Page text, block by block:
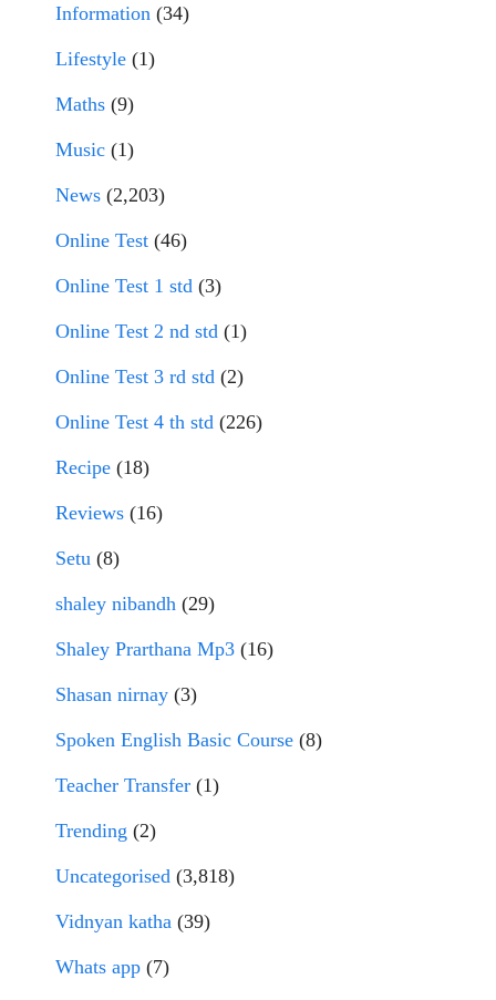
Information (34)
Lifestyle (1)
Maths (9)
Music (1)
News (2,203)
Online Test (46)
Online Test 1 std (3)
Online Test 2 nd std (1)
Online Test 3 rd std (2)
Online Test 4 th std (226)
Recipe (18)
Reviews (16)
Setu (8)
shaley nibandh (29)
Shaley Prarthana Mp3 (16)
Shasan nirnay (3)
Spoken English Basic Course (8)
Teacher Transfer (1)
Trending (2)
Uncategorised (3,818)
Vidnyan katha (39)
Whats app (7)